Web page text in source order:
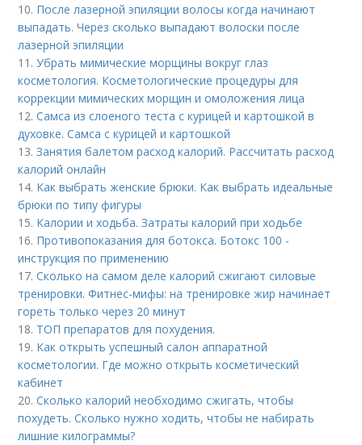
10. После лазерной эпиляции волосы когда начинают
выпадать. Через сколько выпадают волоски после
лазерной эпиляции
11.Убрать мимические морщины вокруг глаз
косметология. Косметологические процедуры для
коррекции мимических морщин и омоложения лица
12.Самса из слоеного теста с курицей и картошкой в
духовке. Самса с курицей и картошкой
13.Занятия балетом расход калорий. Рассчитать расход
калорий онлайн
14. Как выбрать женские брюки. Как выбрать идеальные
брюки по типу фигуры
15. Калории и ходьба. Затраты калорий при ходьбе
16. Противопоказания для ботокса. Ботокс 100 -
инструкция по применению
17.Сколько на самом деле калорий сжигают силовые
тренировки. Фитнес-мифы: на тренировке жир начинает
гореть только через 20 минут
18. ТОП препаратов для похудения.
19. Как открыть успешный салон аппаратной
косметологии. Где можно открыть косметический
кабинет
20.Сколько калорий необходимо сжигать, чтобы
похудеть. Сколько нужно ходить, чтобы не набирать
лишние килограммы?